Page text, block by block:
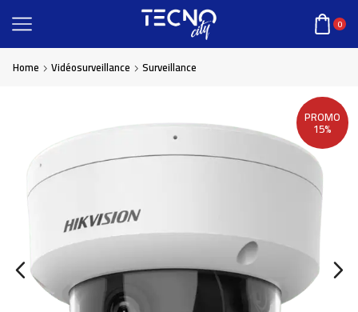
0
Home Vidéosurveillance Surveillance
PROMO
15%